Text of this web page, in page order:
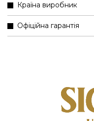
Країна виробник
Офіційна гарантія